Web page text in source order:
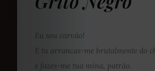
Eu sou carvão!
E tu arrancas-me brutalmente do
e fazes-me tua mina, patrão.